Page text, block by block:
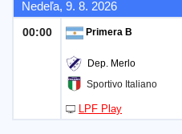
Nedeľa, 9. 8. 2026
00:00 Primera B
Dep. Merlo
Sportivo Italiano
LPF Play